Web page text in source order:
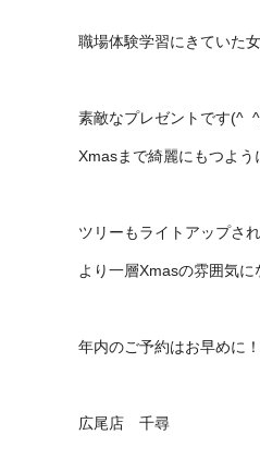
職場体験学習にきていた
素敵なプレゼントです(^
Xmasまで綺麗にもつよ
ツリーもライトアップさ
より一層Xmasの雰囲気に
年内のご予約はお早めに！
広尾店 千尋